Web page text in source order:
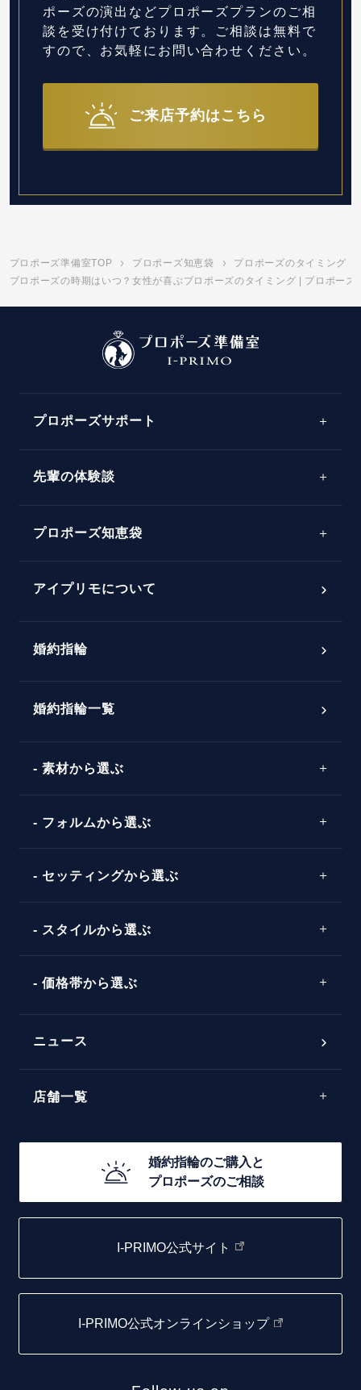
ポーズの演出などプロポーズプランのご相
談を受け付けております。 ご相談は無料で
すので、お気軽にお問い合わせください。
ご来店予約はこちら
プロポーズ準備室TOP プロポーズ知恵袋
プロポーズのタイミング
プロポーズの時期はいつ？女性が喜ぶプロポーズのタイミング | プロポーズ
プロポーズサポート
プロポーズアイテム
パーフェクトプロポーズリング
婚約指輪マッチング診断
先輩の体験談
プロポーズ知恵袋
ダイヤモンドの品質とは？
タイミング
言葉
アイプリモについて
婚約指輪
婚約指輪一覧
素材から選ぶ
コンビネーション
フォルムから選ぶ
ストレートライン
セッティングから選ぶ
ソリテール
ラインメレ
スタイルから選ぶ
シンプル
モード
エレガント
価格帯から選ぶ
30万円台～
20万円台～
10万円台～
ニュース
店舗一覧
函館店
取扱店)エヴァンスブライダル 旭川本店
青森店
婚約指輪のご購入と
プロポーズのご相談
I-PRIMO公式サイト
I-PRIMO公式オンラインショップ